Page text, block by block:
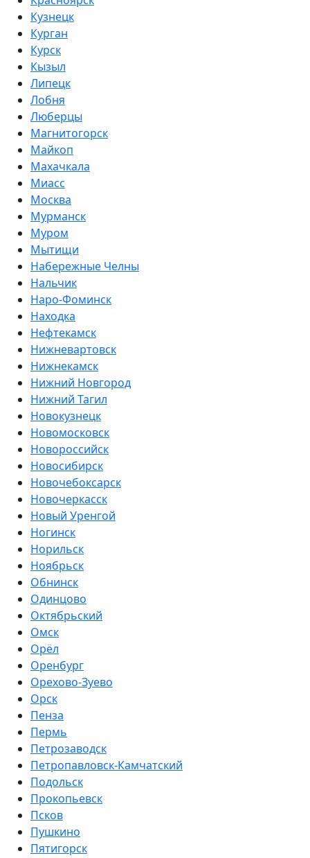
Кузнецк
Курган
Курск
Кызыл
Липецк
Лобня
Люберцы
Магнитогорск
Майкоп
Махачкала
Миасс
Москва
Мурманск
Муром
Мытищи
Набережные Челны
Нальчик
Наро-Фоминск
Находка
Нефтекамск
Нижневартовск
Нижнекамск
Нижний Новгород
Нижний Тагил
Новокузнецк
Новомосковск
Новороссийск
Новосибирск
Новочебоксарск
Новочеркасск
Новый Уренгой
Ногинск
Норильск
Ноябрьск
Обнинск
Одинцово
Октябрьский
Омск
Орёл
Оренбург
Орехово-Зуево
Орск
Пенза
Пермь
Петрозаводск
Петропавловск-Камчатский
Подольск
Прокопьевск
Псков
Пушкино
Пятигорск